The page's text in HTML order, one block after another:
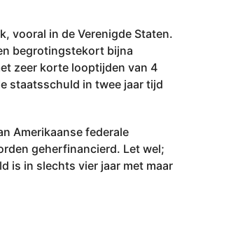
vooral in de Verenigde Staten.
begrotingstekort bijna
zeer korte looptijden van 4
staatsschuld in twee jaar tijd
Amerikaanse federale
geherfinancierd. Let wel;
is in slechts vier jaar met maar